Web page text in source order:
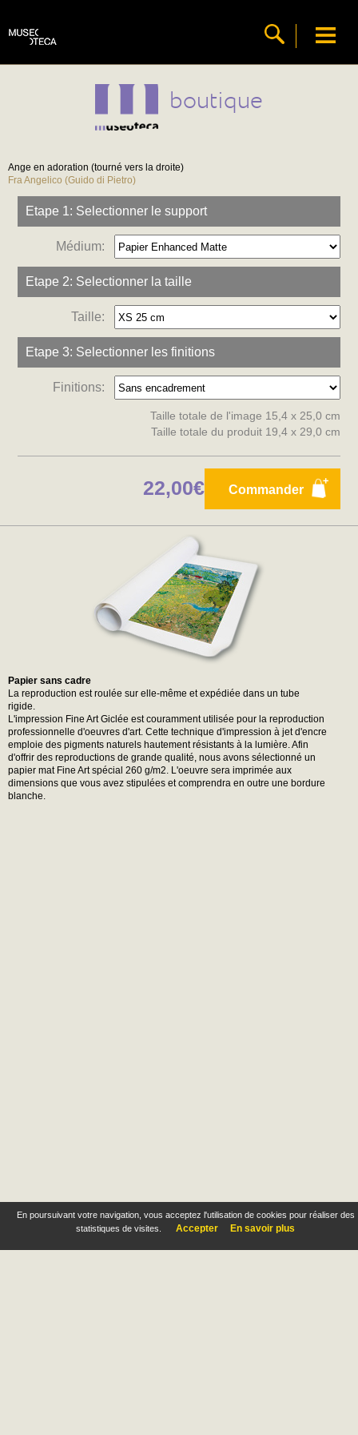
En poursuivant votre navigation, vous acceptez l'utilisation de cookies pour réaliser des
statistiques de visites.
Accepter En savoir plus
boutique
Ange en adoration (tourné vers la droite)
Fra Angelico (Guido di Pietro)
Etape 1: Selectionner le support
Médium:
Etape 2: Selectionner la taille
Taille:
Etape 3: Selectionner les finitions
Finitions:
Taille totale de l'image 15,4 x 25,0 cm
Taille totale du produit 19,4 x 29,0 cm
Commander
22,00€
Papier sans cadre
La reproduction est roulée sur elle-même et expédiée dans un tube
rigide.
L'impression Fine Art Giclée est couramment utilisée pour la reproduction
professionnelle d'oeuvres d'art. Cette technique d'impression à jet d'encre
emploie des pigments naturels hautement résistants à la lumière. Afin
d'offrir des reproductions de grande qualité, nous avons sélectionné un
papier mat Fine Art spécial 260 g/m2. L'oeuvre sera imprimée aux
dimensions que vous avez stipulées et comprendra en outre une bordure
blanche.